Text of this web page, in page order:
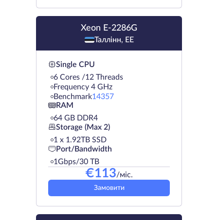
Xeon E-2286G
Таллінн, EE
Single CPU
6 Cores /12 Threads
Frequency 4 GHz
Benchmark14357
RAM
64 GB DDR4
Storage (Max 2)
1 х 1.92TB SSD
Port/Bandwidth
1Gbps/30 TB
€113/міс.
Замовити